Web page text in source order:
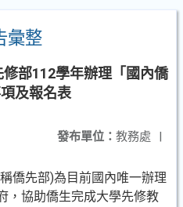
彙整
部112學年辦理「國內僑
及報名表
發布單位： 教務處 |
僑先部)為目前國內唯一辦理
，協助僑生完成大學先修教